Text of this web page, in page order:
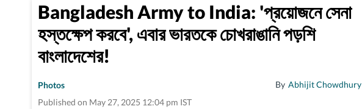
Bangladesh Army to India: 'প্রয়োজনে সেনা
হস্তক্ষেপ করবে', এবার ভারতকে চোখরাঙানি পড়শি
বাংলাদেশের!
Photos By Abhijit Chowdhury
Published on May 27, 2025 12:04 pm IST